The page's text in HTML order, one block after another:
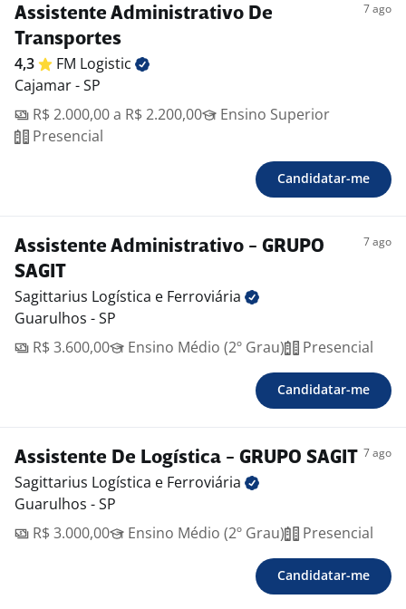
Assistente Administrativo De
Transportes
7 ago
4,3 FM Logistic
Cajamar - SP
R$ 2.000,00 a R$ 2.200,00
Ensino Superior
Presencial
Candidatar-me
Assistente Administrativo - GRUPO
SAGIT
7 ago
Sagittarius Logística e Ferroviária
Guarulhos - SP
R$ 3.600,00
Ensino Médio (2º Grau) Presencial
Candidatar-me
Assistente De Logística - GRUPO SAGIT 7 ago
Sagittarius Logística e Ferroviária
Guarulhos - SP
R$ 3.000,00
Ensino Médio (2º Grau) Presencial
Candidatar-me